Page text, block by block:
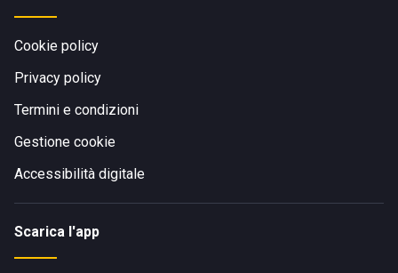
Cookie policy
Privacy policy
Termini e condizioni
Gestione cookie
Accessibilità digitale
Scarica l'app